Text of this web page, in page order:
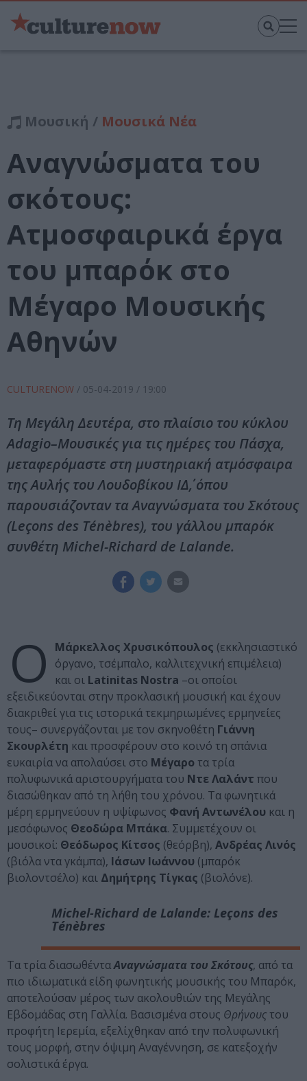
Μουσική / Μουσικά Νέα
Αναγνώσματα του
σκότους:
Ατμοσφαιρικά έργα
του μπαρόκ στο
Μέγαρο Μουσικής
Αθηνών
CULTURENOW / 05-04-2019 / 19:00
Τη Μεγάλη Δευτέρα, στο πλαίσιο του κύκλου
Adagio–Μουσικές για τις ημέρες του Πάσχα,
μεταφερόμαστε στη μυστηριακή ατμόσφαιρα
της Αυλής του Λουδοβίκου ΙΔ΄, όπου
παρουσιάζονταν τα Αναγνώσματα του Σκότους
(Leçons des Ténèbres), του γάλλου μπαρόκ
συνθέτη Michel-Richard de Lalande.
Ο Μάρκελλος Χρυσικόπουλος (εκκλησιαστικό
όργανο, τσέμπαλο, καλλιτεχνική επιμέλεια)
και οι Latinitas Nostra –οι οποίοι
εξειδικεύονται στην προκλασική μουσική και έχουν
διακριθεί για τις ιστορικά τεκμηριωμένες ερμηνείες
τους– συνεργάζονται με τον σκηνοθέτη Γιάννη
Σκουρλέτη και προσφέρουν στο κοινό τη σπάνια
ευκαιρία να απολαύσει στο Μέγαρο τα τρία
πολυφωνικά αριστουργήματα του Ντε Λαλάντ που
διασώθηκαν από τη λήθη του χρόνου. Τα φωνητικά
μέρη ερμηνεύουν η υψίφωνος Φανή Αντωνέλου και η
μεσόφωνος Θεοδώρα Μπάκα. Συμμετέχουν οι
μουσικοί: Θεόδωρος Κίτσος (θεόρβη), Ανδρέας Λινός
(βιόλα ντα γκάμπα), Ιάσων Ιωάννου (μπαρόκ
βιολοντσέλο) και Δημήτρης Τίγκας (βιολόνε).
Michel-Richard de Lalande: Leçons des
Ténèbres
Tα τρία διασωθένταΑναγνώσματα του Σκότους, από τα
πιο ιδιωματικά είδη φωνητικής μουσικής του Mπαρόκ,
αποτελούσαν μέρος των ακολουθιών της Μεγάλης
Εβδομάδας στη Γαλλία. Βασισμένα στους Θρήνους του
προφήτη Ιερεμία, εξελίχθηκαν από την πολυφωνική
τους μορφή, στην όψιμη Αναγέννηση, σε κατεξοχήν
σολιστικά έργα.